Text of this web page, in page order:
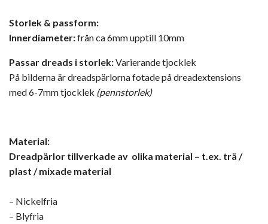
Storlek & passform:
Innerdiameter:från ca 6mm upptill 10mm
Passar dreads i storlek:Varierande tjocklek
På bilderna är dreadspärlorna fotade på dreadextensions
med 6-7mm tjocklek (pennstorlek)
Material:
Dreadpärlor tillverkade av olika material – t.ex. trä /
plast / mixade material
– Nickelfria
– Blyfria